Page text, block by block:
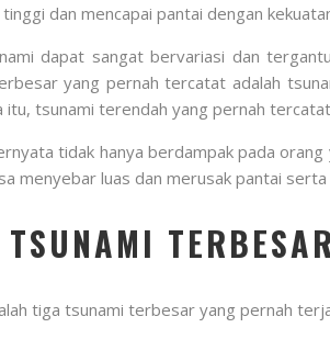
dan mencapai pantai dengan
dapat sangat bervariasi dan
yang pernah tercatat adalah
itu, tsunami terendah yang pernah
tidak hanya berdampak pada
menyebar luas dan merusak pantai
tiga tsunami terbesar yang pernah